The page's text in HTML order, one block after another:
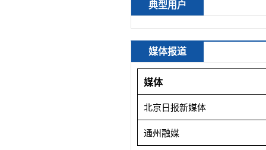
典型用户
媒体报道
媒体
北京日报新媒体
通州融媒